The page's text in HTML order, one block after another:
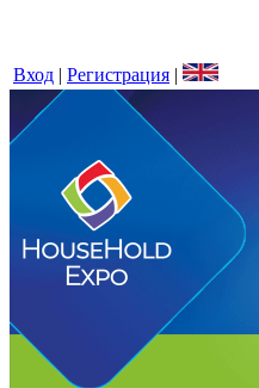
Вход | Регистрация |